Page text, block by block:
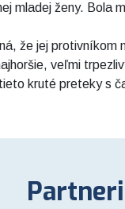
mladej ženy.
že jej
veľmi
kruté preteky s
Partneri